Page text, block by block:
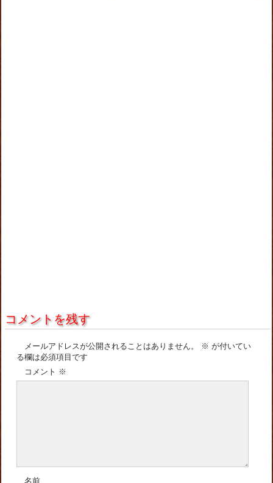
コメントを残す
メールアドレスが公開されることはありません。 ※ が付いてい
る欄は必須項目です
コメント ※
名前